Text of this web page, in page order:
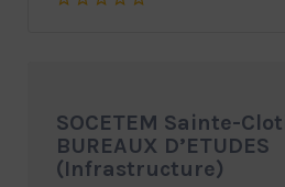
SOCETEM Sainte-
BUREAUX D’ETUDES
(Infrastructure)